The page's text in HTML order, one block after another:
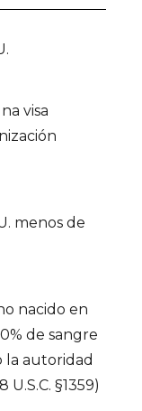
visa
menos de
nacido en
de sangre
la autoridad
§1359)